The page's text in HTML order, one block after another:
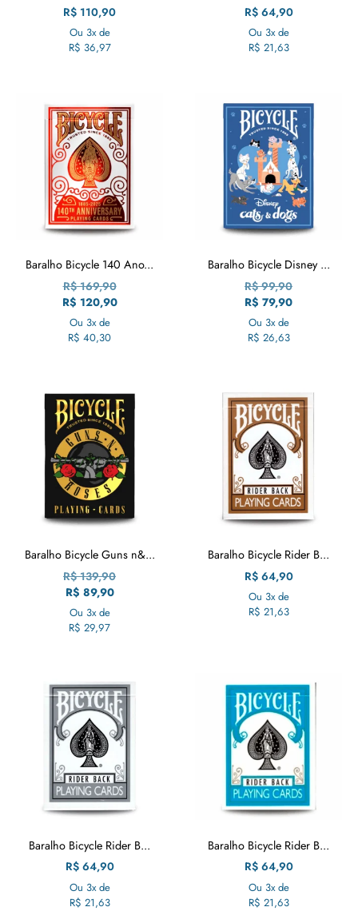
R$ 110,90
Ou 3x de
R$ 36,97
R$64,90
Ou 3x de
R$ 21,63
Baralho Bicycle 140 Ano...
R$169,90
R$ 120,90
Ou 3x de
R$ 40,30
Baralho Bicycle Disney ...
R$99,90
R$ 79,90
Ou 3x de
R$ 26,63
Baralho Bicycle Guns n&...
R$139,90
R$ 89,90
Ou 3x de
R$ 29,97
Baralho Bicycle Rider B...
R$64,90
Ou 3x de
R$ 21,63
Baralho Bicycle Rider B...
R$64,90
Ou 3x de
R$ 21,63
Baralho Bicycle Rider B...
R$64,90
Ou 3x de
R$ 21,63